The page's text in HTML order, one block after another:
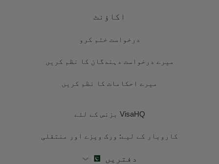
اکاؤنٹ
درخواست ختم کرو
میرے درخواست دہندگان کا نظم کریں
میرے احکامات کا نظم کریں
VisaHQ بزنس کے لئے
کاروبار کے لیے: ورک ویزے اور منتقلی
دفتریں